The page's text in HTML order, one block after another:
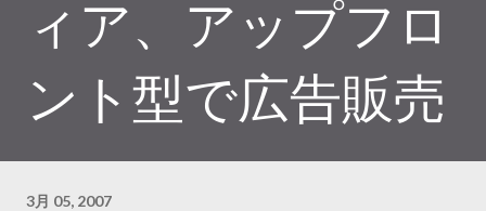
ィア、アップフロ
ント型で広告販売
3月 05, 2007